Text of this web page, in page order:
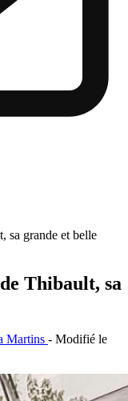
sa grande et belle
Thibault, sa
Martins - Modifié le